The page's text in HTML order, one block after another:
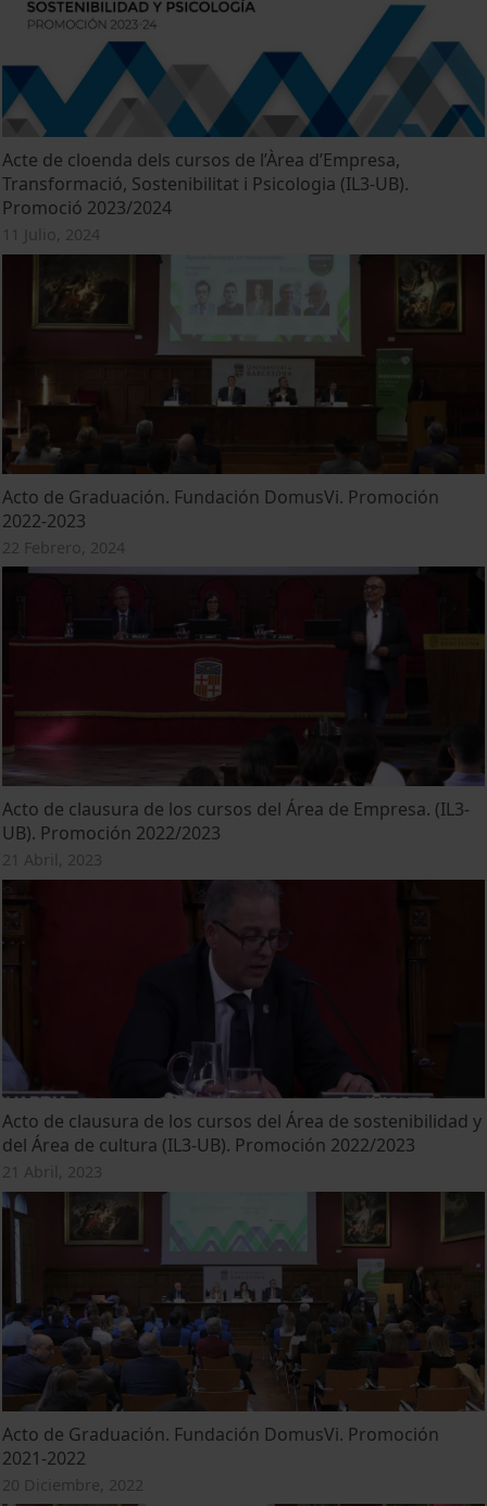
Acte de cloenda dels cursos de l’Àrea d’Empresa,
Transformació, Sostenibilitat i Psicologia (IL3-UB).
Promoció 2023/2024
11 Julio, 2024
Acto de Graduación. Fundación DomusVi. Promoción
2022-2023
22 Febrero, 2024
Acto de clausura de los cursos del Área de Empresa. (IL3-
UB). Promoción 2022/2023
21 Abril, 2023
Acto de clausura de los cursos del Área de sostenibilidad y
del Área de cultura (IL3-UB). Promoción 2022/2023
21 Abril, 2023
Acto de Graduación. Fundación DomusVi. Promoción
2021-2022
20 Diciembre, 2022